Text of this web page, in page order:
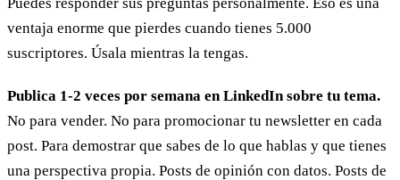
ventaja enorme que pierdes cuando tienes 5.000
suscriptores. Úsala mientras la tengas.
Publica 1-2 veces por semana en LinkedIn sobre tu tema.
No para vender. No para promocionar tu newsletter en cada
post. Para demostrar que sabes de lo que hablas y que tienes
una perspectiva propia. Posts de opinión con datos. Posts de